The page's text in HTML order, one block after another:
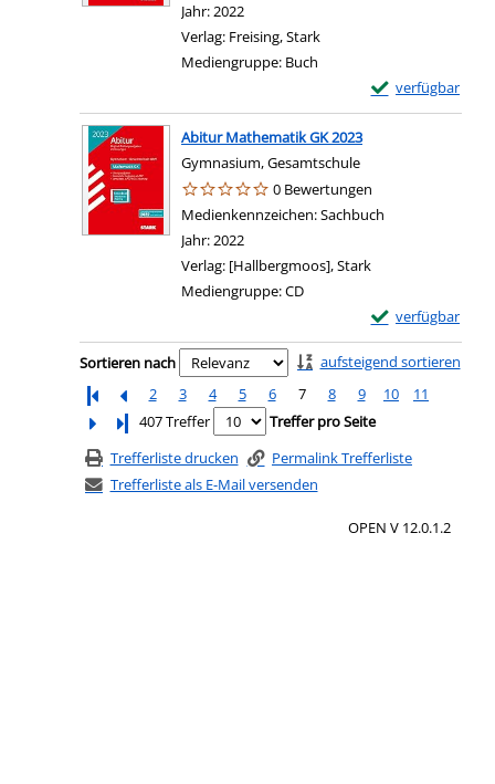
Jahr:2022
Verlag: Freising, Stark
Mediengruppe: Buch
verfügbar
Exemplar-Details
Abitur Mathematik GK 2023
Gymnasium, Gesamtschule
0 Bewertungen
Suche nach diesem Verfasser
Medienkennzeichen:Sachbuch
Jahr:2022
Verlag: [Hallbergmoos], Stark
Mediengruppe:CD
verfügbar
Exemplar-Details
Zu den Suchfiltern springen
Sortieren nach
aufsteigend sortieren
2
3 4 5 6 7 8 9 10
11
Letzte Seite
407 Treffer
Treffer pro Seite
Trefferliste drucken
Permalink Trefferliste
Trefferliste als E-Mail versenden
OPEN V 12.0.1.2